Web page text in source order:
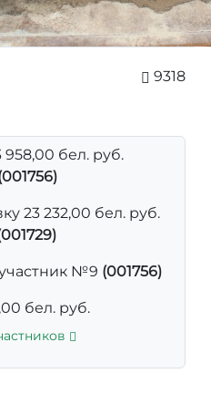
9318
бел. руб.
23 232,00 бел. руб.
№9 (001756)
бел. руб.